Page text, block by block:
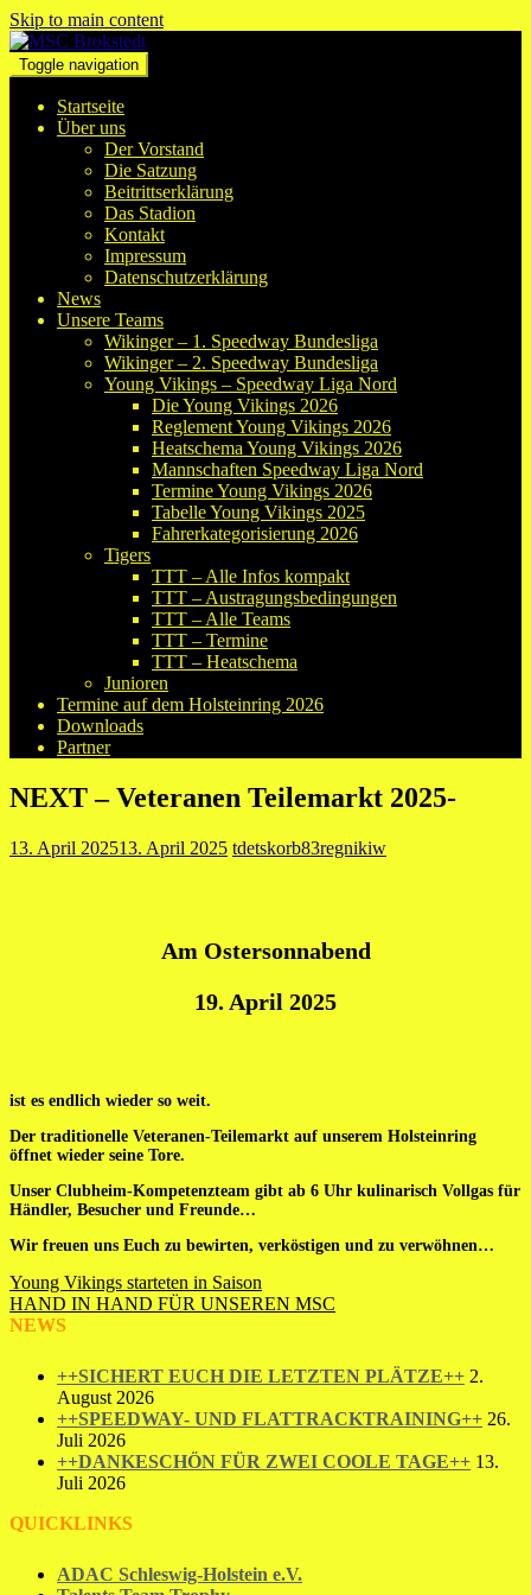
Skip to main content
Toggle navigation
Startseite
Über uns
Der Vorstand
Die Satzung
Beitrittserklärung
Das Stadion
Kontakt
Impressum
Datenschutzerklärung
News
Unsere Teams
Wikinger – 1. Speedway Bundesliga
Wikinger – 2. Speedway Bundesliga
Young Vikings – Speedway Liga Nord
Die Young Vikings 2026
Reglement Young Vikings 2026
Heatschema Young Vikings 2026
Mannschaften Speedway Liga Nord
Termine Young Vikings 2026
Tabelle Young Vikings 2025
Fahrerkategorisierung 2026
Tigers
TTT – Alle Infos kompakt
TTT – Austragungsbedingungen
TTT – Alle Teams
TTT – Termine
TTT – Heatschema
Junioren
Termine auf dem Holsteinring 2026
Downloads
Partner
NEXT – Veteranen Teilemarkt 2025-
13. April 202513. April 2025 tdetskorb83regnikiw
Am Ostersonnabend
19. April 2025
ist es endlich wieder so weit.
Der traditionelle Veteranen-Teilemarkt auf unserem Holsteinring
öffnet wieder seine Tore.
Unser Clubheim-Kompetenzteam gibt ab 6 Uhr kulinarisch Vollgas für
Händler, Besucher und Freunde…
Wir freuen uns Euch zu bewirten, verköstigen und zu verwöhnen…
Beitragsnavigation
Young Vikings starteten in Saison
HAND IN HAND FÜR UNSEREN MSC
NEWS
++SICHERT EUCH DIE LETZTEN PLÄTZE++ 2.
August 2026
++SPEEDWAY- UND FLATTRACKTRAINING++ 26.
Juli 2026
++DANKESCHÖN FÜR ZWEI COOLE TAGE++ 13.
Juli 2026
QUICKLINKS
ADAC Schleswig-Holstein e.V.